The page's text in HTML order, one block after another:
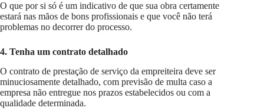
O que por si só é um indicativo de que sua obra certamente
estará nas mãos de bons profissionais e que você não terá
problemas no decorrer do processo.
4. Tenha um contrato detalhado
O contrato de prestação de serviço da empreiteira deve ser
minuciosamente detalhado, com previsão de multa caso a
empresa não entregue nos prazos estabelecidos ou com a
qualidade determinada.